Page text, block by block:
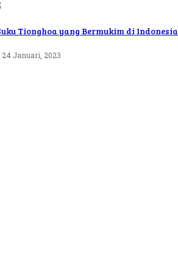
Tionghoa yang Bermukim di Indonesia
24 Januari, 2023